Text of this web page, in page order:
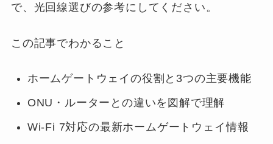
で、光回線選びの参考にしてください。
この記事でわかること
ホームゲートウェイの役割と3つの主要機能
ONU・ルーターとの違いを図解で理解
Wi-Fi 7対応の最新ホームゲートウェイ情報